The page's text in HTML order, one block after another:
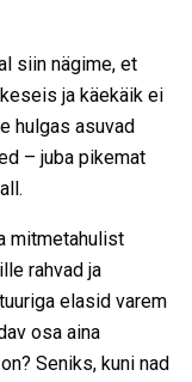
siin nägime, et
ja käekäik ei
hulgas asuvad
– juba pikemat
mitmetahulist
rahvad ja
elasid varem
osa aina
Seniks, kuni nad